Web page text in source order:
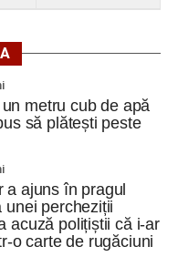
metru cub de apă
să plătești peste
a ajuns în pragul
unei percheziții
acuză polițiștii că i-ar
o carte de rugăciuni